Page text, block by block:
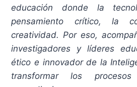
educación donde la
pensamiento crítico, la
creatividad. Por eso,
investigadores y líderes
ético e innovador de la
transformar los